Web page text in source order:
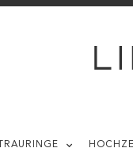
TRAURINGE